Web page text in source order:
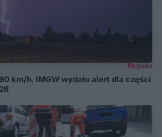
Pogoda
km/h. IMGW wydało alert dla części